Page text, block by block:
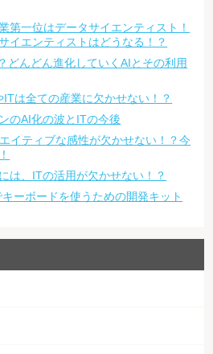
第一位はデータサイエンティスト！
イエンティストはどうなる！？
どんどん進化していくAIとその利用
は全ての産業に欠かせない！？
のAI化の波とITの今後
イティブな感性が欠かせない！？今
は、ITの活用が欠かせない！？
ーボードを使うための開発キット